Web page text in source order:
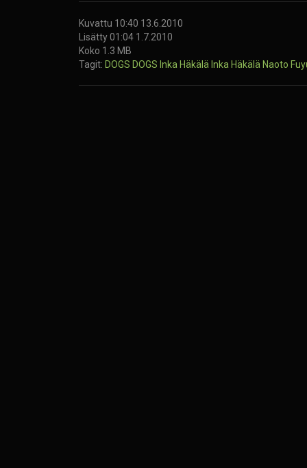
Kuvattu 10:40 13.6.2010
Lisätty 01:04 1.7.2010
Koko 1.3 MB
Tagit: DOGS DOGS Inka Häkälä Inka Häkälä Naoto